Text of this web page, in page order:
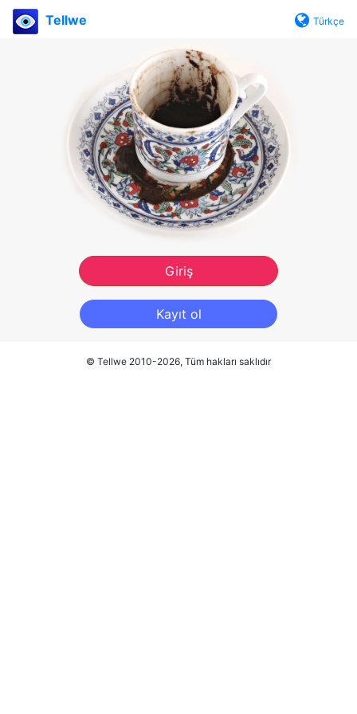
Tellwe Türkçe
Giriş
Kayıt ol
© Tellwe 2010-2026, Tüm hakları saklıdır